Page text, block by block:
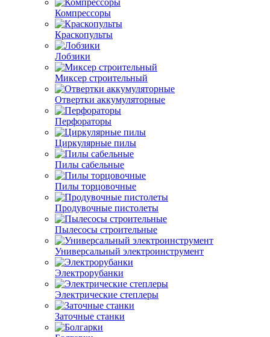
Компрессоры
Краскопульты
Лобзики
Миксер строительный
Отвертки аккумуляторные
Перфораторы
Циркулярные пилы
Пилы сабельные
Пилы торцовочные
Продувочные пистолеты
Пылесосы строительные
Универсальный электроинструмент
Электрорубанки
Электрические степлеры
Заточные станки